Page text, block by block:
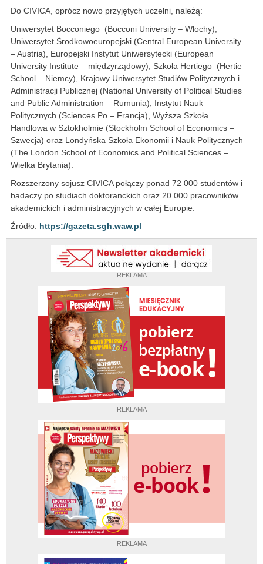
REKLAMA
REKLAMA
REKLAMA
Do CIVICA, oprócz nowo przyjętych uczelni, należą:
Uniwersytet Bocconiego (Bocconi University – Włochy),
Uniwersytet Środkowoeuropejski (Central European University
– Austria), Europejski Instytut Uniwersytecki (European
University Institute – międzyrządowy), Szkoła Hertiego (Hertie
School – Niemcy), Krajowy Uniwersytet Studiów Politycznych i
Administracji Publicznej (National University of Political Studies
and Public Administration – Rumunia), Instytut Nauk
Politycznych (Sciences Po – Francja), Wyższa Szkoła
Handlowa w Sztokholmie (Stockholm School of Economics –
Szwecja) oraz Londyńska Szkoła Ekonomii i Nauk Politycznych
(The London School of Economics and Political Sciences –
Wielka Brytania).
Rozszerzony sojusz CIVICA połączy ponad 72 000 studentów i
badaczy po studiach doktoranckich oraz 20 000 pracowników
akademickich i administracyjnych w całej Europie.
Źródło: https://gazeta.sgh.waw.pl